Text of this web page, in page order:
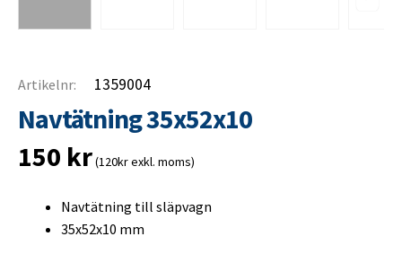
Artikelnr: 1359004
Navtätning 35x52x10
150 kr(120kr exkl. moms)
Navtätning till släpvagn
35x52x10 mm